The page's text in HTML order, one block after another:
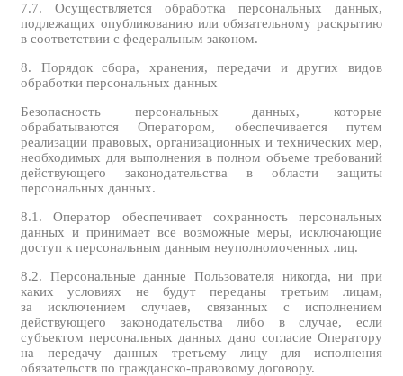
7.7. Осуществляется обработка персональных данных,
подлежащих опубликованию или обязательному раскрытию
в соответствии с федеральным законом.
8. Порядок сбора, хранения, передачи и других видов
обработки персональных данных
Безопасность персональных данных, которые
обрабатываются Оператором, обеспечивается путем
реализации правовых, организационных и технических мер,
необходимых для выполнения в полном объеме требований
действующего законодательства в области защиты
персональных данных.
8.1. Оператор обеспечивает сохранность персональных
данных и принимает все возможные меры, исключающие
доступ к персональным данным неуполномоченных лиц.
8.2. Персональные данные Пользователя никогда, ни при
каких условиях не будут переданы третьим лицам,
за исключением случаев, связанных с исполнением
действующего законодательства либо в случае, если
субъектом персональных данных дано согласие Оператору
на передачу данных третьему лицу для исполнения
обязательств по гражданско-правовому договору.